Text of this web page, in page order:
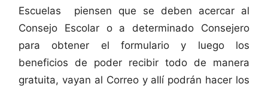
Escuelas piensen que se deben acercar al
Consejo Escolar o a determinado Consejero
para obtener el formulario y luego los
beneficios de poder recibir todo de manera
gratuita, vayan al Correo y allí podrán hacer los